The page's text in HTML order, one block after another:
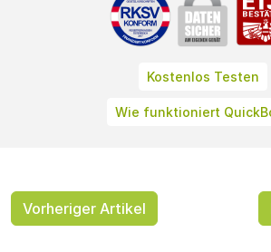
Kostenlos Testen
Wie funktioniert
Vorheriger Artikel